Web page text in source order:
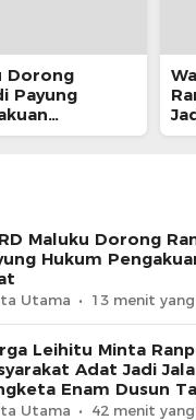
Dorong
Payung
Maluku Dorong
Hukum
Utama 13 menit
Leihitu Minta
Adat Jadi
Enam Dusun
Utama 42 menit